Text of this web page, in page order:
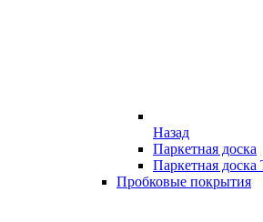
Назад
Паркетная доска
Паркетная доска
Пробковые покрытия